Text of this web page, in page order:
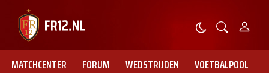
MATCHCENTER FORUM WEDSTRIJDEN VOETBALPOOL